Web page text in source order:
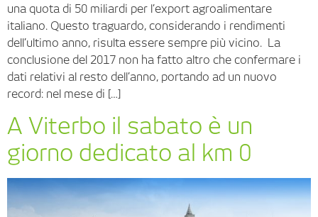
una quota di 50 miliardi per l’export agroalimentare
italiano. Questo traguardo, considerando i rendimenti
dell’ultimo anno, risulta essere sempre più vicino. La
conclusione del 2017 non ha fatto altro che confermare i
dati relativi al resto dell’anno, portando ad un nuovo
record: nel mese di […]
A Viterbo il sabato è un
giorno dedicato al km 0